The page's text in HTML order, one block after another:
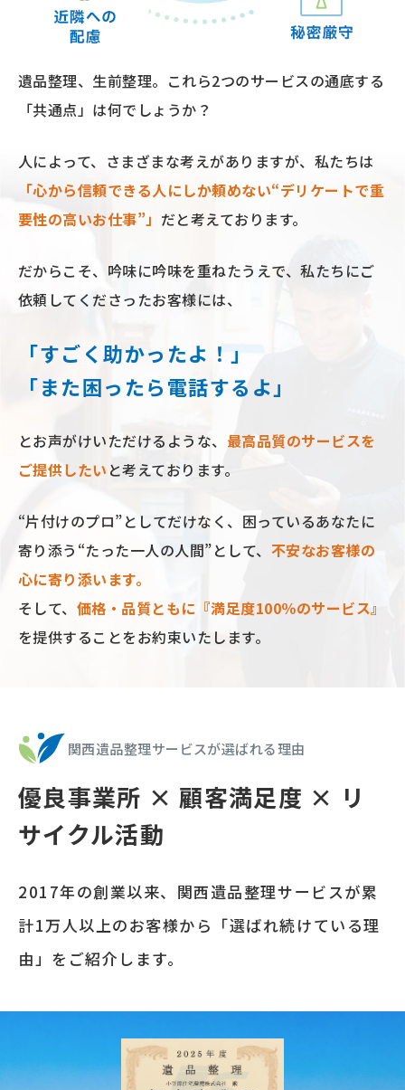
遺品整理、⽣前整理。 これら2つのサービスの通底する
「共通点」は何でしょうか？
⼈によって、さまざまな考えがありますが、私たちは
「⼼から信頼できる⼈にしか頼めない“デリケートで重
要性の⾼いお仕事”」 だと考えております。
だからこそ、吟味に吟味を重ねたうえで、私たちにご
依頼してくださったお客様には、
「すごく助かったよ！」
「また困ったら電話するよ」
とお声がけいただけるような、 最⾼品質のサービスを
ご提供したい と考えております。
“⽚付けのプロ”としてだけなく、困っているあなたに
寄り添う“たった⼀⼈の⼈間”として、 不安なお客様の
⼼に寄り添います。
そして、 価格‧品質ともに『満⾜度100％のサービス』
を提供することをお約束いたします。
関西遺品整理サービスが選ばれる理由
優良事業所 × 顧客満足度 × リ
サイクル活動
2017年の創業以来、関西遺品整理サービスが累
計1万人以上のお客様から「選ばれ続けている理
由」をご紹介します。